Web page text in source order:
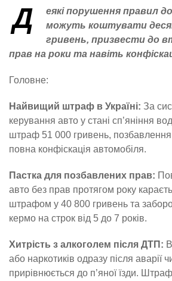
Д
еякі порушення правил
можуть коштувати
гривень, призвести до
прав на роки та навіть
Головне:
Найвищий штраф в Україні: За
керування авто у стані сп’яніння
штраф 51 000 гривень, позбавлення
повна конфіскація автомобіля.
Пастка для позбавлених прав:
авто без прав протягом року
штрафом у 40 800 гривень та
кермо на строк від 5 до 7 років.
Хитрість з алкоголем після ДТП:
або наркотиків одразу після аварії
прирівнюється до п’яної їзди.